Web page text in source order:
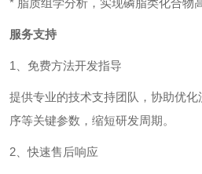
* 脂质组学分析，实现磷脂类化合物
服务支持
1、免费方法开发指导
提供专业的技术支持团队，协助优化
序等关键参数，缩短研发周期。
2、快速售后响应